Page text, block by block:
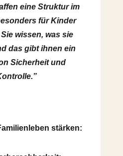
eine Struktur im
für Kinder
wissen, was sie
das gibt ihnen ein
Sicherheit und
stärken: